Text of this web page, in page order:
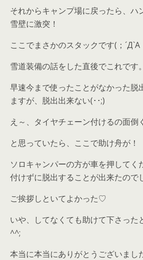
それからキャンプ場に戻ったら、ハ
雪壁に激突！
ここでまさかのスタックです(； ´Д`A
雪道装備の話をした直後でこれです。
早速今まで使ったことがなかった脱
ますが、脱出出来ない(･･;)
え～、タイヤチェーン付けるの面倒
と思っていたら、ここで助け舟が！
ソロキャンパーの方が車を押してく
付けずに脱出することが出来たので
ご挨拶しといてよかった♡
いや、してなくても助けて下さった
^^;
本当に本当にありがとうございまし